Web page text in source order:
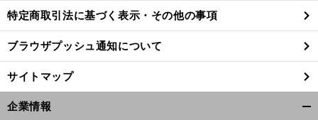
特定商取引法に基づく表示・その他の事項
ブラウザプッシュ通知について
サイトマップ
企業情報